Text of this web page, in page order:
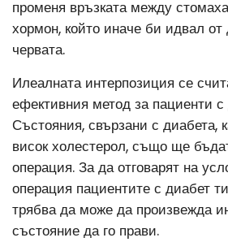
променя връзката между
хормон, който иначе би идвал от
червата.
Илеалната интерпозиция се
ефективния метод за пациенти
Състояния, свързани с диабета,
висок холестерол, също ще
операция. За да отговарят на
операция пациентите с диабет
трябва да може да произвежда
състояние да го прави.